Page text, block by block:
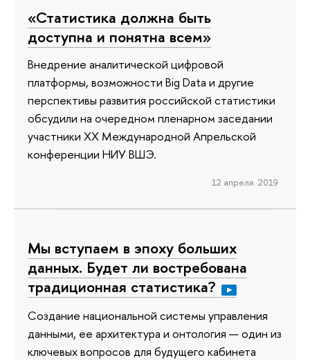
«Статистика должна быть
доступна и понятна всем»
Внедрение аналитической цифровой
платформы, возможности Big Data и другие
перспективы развития российской статистики
обсудили на очередном пленарном заседании
участники ХХ Международной Апрельской
конференции НИУ ВШЭ.
12 апреля 2019
Мы вступаем в эпоху больших
данных. Будет ли востребована
традиционная статистика?
Создание национальной системы управления
данными, ее архитектура и онтология — один из
ключевых вопросов для будущего кабинета